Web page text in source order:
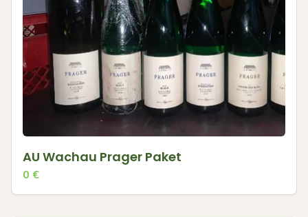
AU Wachau Prager Paket
0 €